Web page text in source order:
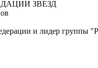
ЗВЕЗД
и лидер группы